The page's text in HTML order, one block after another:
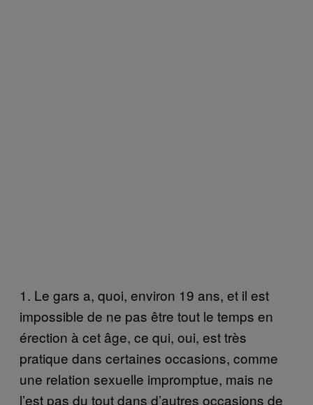
1. Le gars a, quoi, environ 19 ans, et il est
impossible de ne pas être tout le temps en
érection à cet âge, ce qui, oui, est très
pratique dans certaines occasions, comme
une relation sexuelle impromptue, mais ne
l’est pas du tout dans d’autres occasions de